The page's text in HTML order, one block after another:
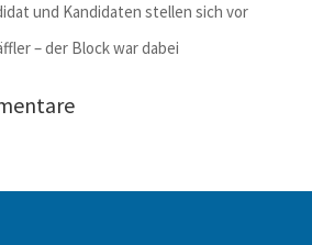
und Kandidaten stellen sich vor
– der Block war dabei